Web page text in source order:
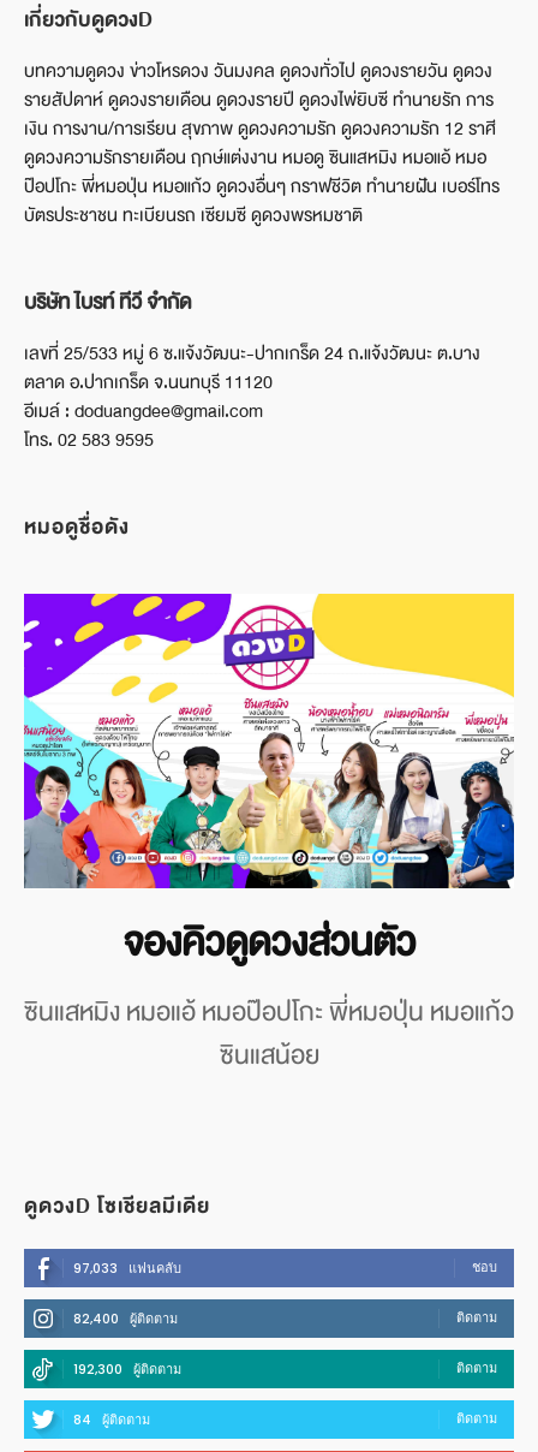
เกี่ยวกับดูดวงD
บทความดูดวง ข่าวโหรดวง วันมงคล ดูดวงทั่วไป ดูดวงรายวัน ดูดวง
รายสัปดาห์ ดูดวงรายเดือน ดูดวงรายปี ดูดวงไพ่ยิบซี ทำนายรัก การ
เงิน การงาน/การเรียน สุขภาพ ดูดวงความรัก ดูดวงความรัก 12 ราศี
ดูดวงความรักรายเดือน ฤกษ์แต่งงาน หมอดู ซินแสหมิง หมอแอ้ หมอ
ป๊อปโกะ พี่หมอปุ่น หมอแก้ว ดูดวงอื่นๆ กราฟชีวิต ทำนายฝัน เบอร์โทร
บัตรประชาชน ทะเบียนรถ เซียมซี ดูดวงพรหมชาติ
บริษัท ไบรท์ ทีวี จำกัด
เลขที่ 25/533 หมู่ 6 ซ.แจ้งวัฒนะ-ปากเกร็ด 24 ถ.แจ้งวัฒนะ ต.บาง
ตลาด อ.ปากเกร็ด จ.นนทบุรี 11120
อีเมล์ : doduangdee@gmail.com
โทร. 02 583 9595
หมอดูชื่อดัง
จองคิวดูดวงส่วนตัว
ซินแสหมิง หมอแอ้ หมอป๊อปโกะ พี่หมอปุ่น หมอแก้ว
ซินแสน้อย
ดูดวงD โซเชียลมีเดีย
97,033 แฟนคลับ ชอบ
82,400 ผู้ติดตาม ติดตาม
192,300 ผู้ติดตาม ติดตาม
84 ผู้ติดตาม ติดตาม